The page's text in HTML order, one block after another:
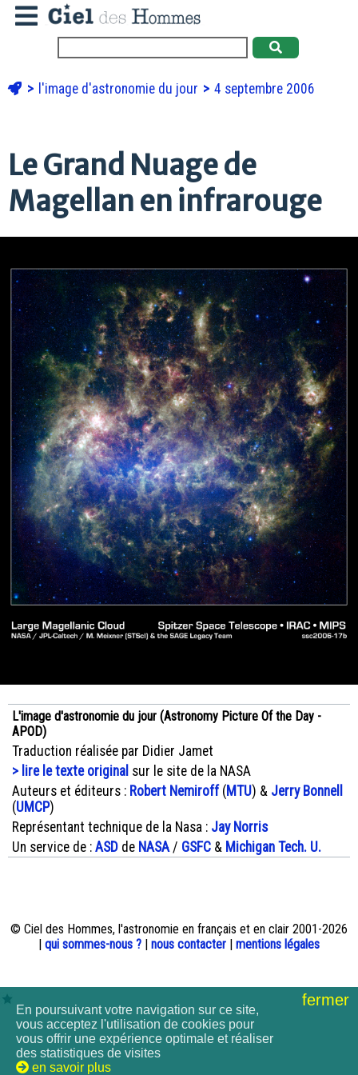
l'image d'astronomie du jour 4 septembre 2006
Le Grand Nuage de
Magellan en infrarouge
L'image d'astronomie du jour (Astronomy Picture Of the Day -
APOD)
Traduction réalisée par Didier Jamet
> lire le texte original sur le site de la NASA
Auteurs et éditeurs : Robert Nemiroff(MTU) & Jerry Bonnell
(UMCP)
Représentant technique de la Nasa : Jay Norris
Un service de : ASD de NASA / GSFC & Michigan Tech. U.
© Ciel des Hommes, l'astronomie en français et en clair 2001-2026
| qui sommes-nous ? | nous contacter | mentions légales
fermer
En poursuivant votre navigation sur ce site,
vous acceptez l'utilisation de cookies pour
vous offrir une expérience optimale et réaliser
des statistiques de visites
en savoir plus